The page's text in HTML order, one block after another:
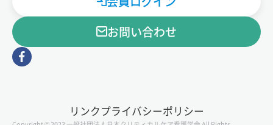
お問い合わせ
リンクプライバシーポリシー